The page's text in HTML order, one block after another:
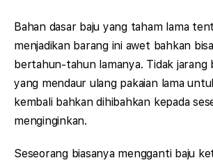
Bahan dasar baju yang taham lama
menjadikan barang ini awet bahkan
bertahun-tahun lamanya. Tidak jarang
yang mendaur ulang pakaian lama
kembali bahkan dihibahkan kepada
menginginkan.
Seseorang biasanya mengganti baju